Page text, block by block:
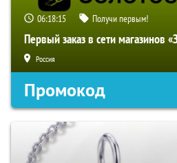
06:18:14 Получи первым!
Первый заказ в сети магазинов
Россия
Промокод